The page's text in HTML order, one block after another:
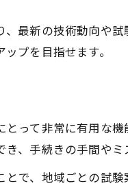
前にできる溶接学習術
表前の効果的な学科復
で自己分析し弱点克
のプロに学ぶ応用学習
の近道を徹底解説
最新の技術動向や
プを目指せます。
って非常に有用な
、手続きの手間やミ
で、地域ごとの試